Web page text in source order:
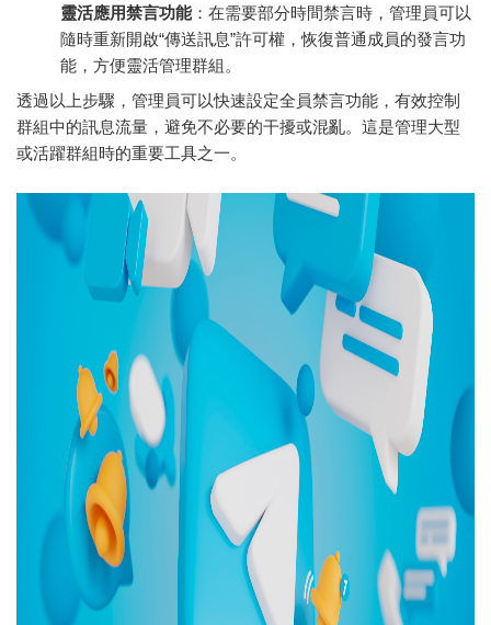
靈活應用禁言功能：在需要部分時間禁言時，管理員可以
隨時重新開啟“傳送訊息”許可權，恢復普通成員的發言功
能，方便靈活管理群組。
透過以上步驟，管理員可以快速設定全員禁言功能，有效控制
群組中的訊息流量，避免不必要的干擾或混亂。這是管理大型
或活躍群組時的重要工具之一。